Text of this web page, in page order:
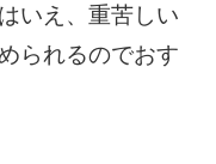
いえ、重苦しい
られるのでおす